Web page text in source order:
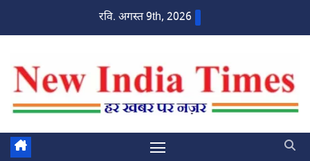
रवि. अगस्त 9th, 2026